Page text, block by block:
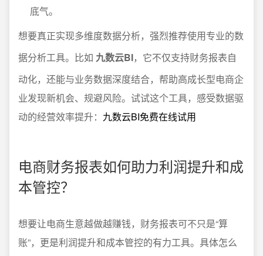
底气。
想要真正实现多维度数据分析，强烈推荐使用专业的数
据分析工具。比如 九数云BI，它不仅支持财务报表自
动化，还能与业务数据深度结合，帮助高成长型电商企
业发现新机会、规避风险。试试这个工具，感受数据驱
动的经营效率提升： 九数云BI免费在线试用
电商财务报表如何助力利润提升和成
本管控？
想要让电商生意越做越赚钱，财务报表可不只是“算
账”，更是利润提升和成本管控的有力工具。具体怎么